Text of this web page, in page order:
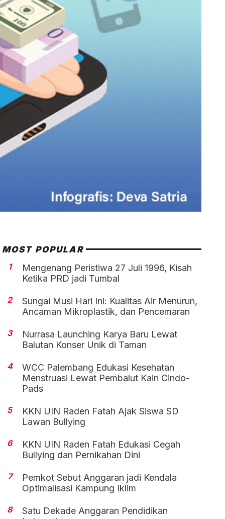
MOST POPULAR
1
Mengenang Peristiwa 27 Juli 1996, Kisah
Ketika PRD jadi Tumbal
2
Sungai Musi Hari Ini: Kualitas Air Menurun,
Ancaman Mikroplastik, dan Pencemaran
3
Nurrasa Launching Karya Baru Lewat
Balutan Konser Unik di Taman
4
WCC Palembang Edukasi Kesehatan
Menstruasi Lewat Pembalut Kain Cindo-
Pads
5
KKN UIN Raden Fatah Ajak Siswa SD
Lawan Bullying
6
KKN UIN Raden Fatah Edukasi Cegah
Bullying dan Pernikahan Dini
7
Pemkot Sebut Anggaran jadi Kendala
Optimalisasi Kampung Iklim
8
Satu Dekade Anggaran Pendidikan